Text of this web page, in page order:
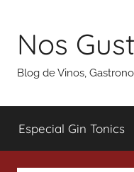
contenido
Nos
Blog de Vinos,
Especial Gin Tonics